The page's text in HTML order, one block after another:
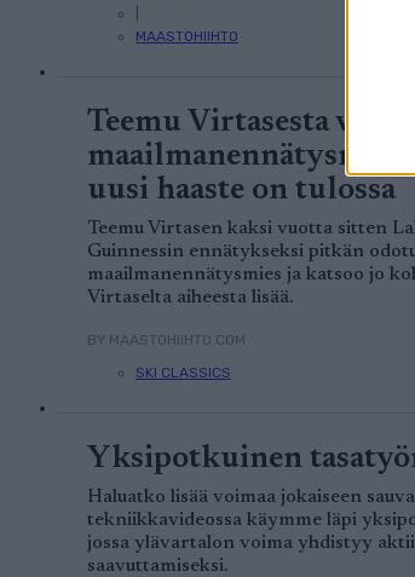
MAASTOHIIHTO
Teemu Virtasesta
maailmanennätysmies
uusi haaste on tulossa
Teemu Virtasen kaksi vuotta sitten
Guinnessin ennätykseksi pitkän
maailmanennätysmies ja katsoo jo
Virtaselta aiheesta lisää.
BY MAASTOHIIHTO.COM
SKI CLASSICS
Yksipotkuinen
Haluatko lisää voimaa jokaiseen
tekniikkavideossa käymme läpi
jossa ylävartalon voima yhdistyy
saavuttamiseksi.